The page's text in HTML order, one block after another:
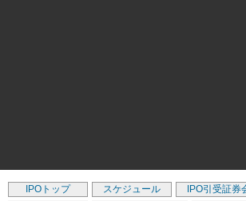
IPOトップ スケジュール
IPO引受証券